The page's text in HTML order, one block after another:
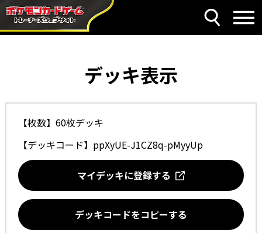
デッキ表示
【枚数】60枚デッキ
【デッキコード】 ppXyUE-J1CZ8q-pMyyUp
マイデッキに登録する
デッキコードをコピーする